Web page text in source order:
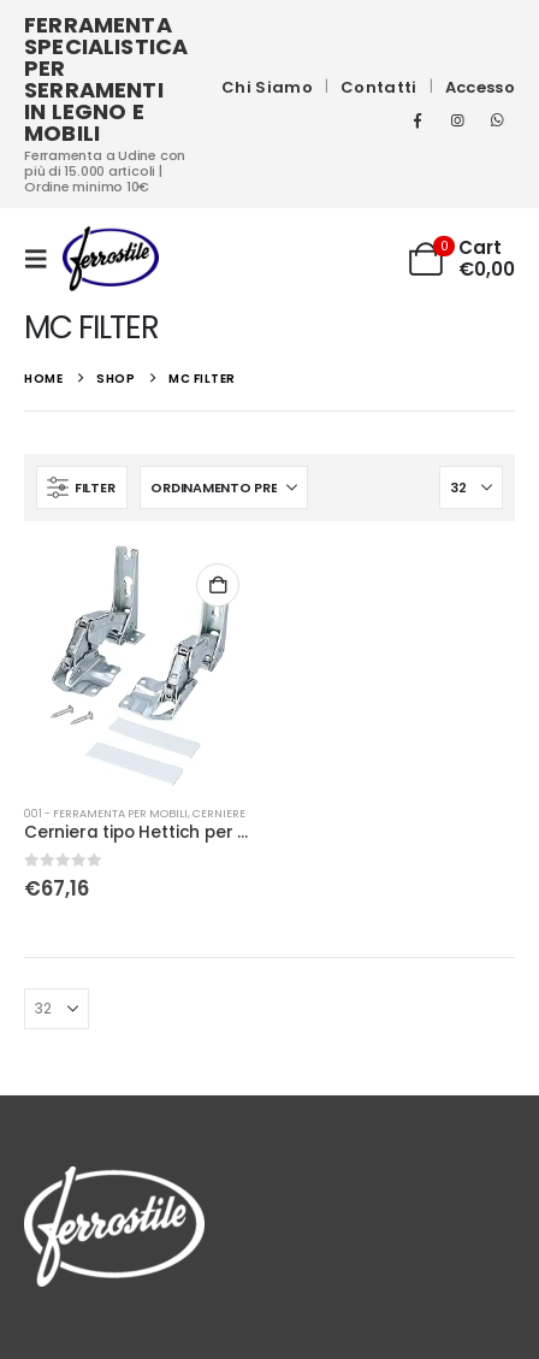
FERRAMENTA
SPECIALISTICA
PER
SERRAMENTI
IN LEGNO E
MOBILI
Ferramenta a Udine con
più di 15.000 articoli |
Ordine minimo 10€
Chi Siamo Contatti Accesso
0
Cart
€0,00
MC FILTER
HOME SHOP MC FILTER
FILTER
001 - FERRAMENTA PER MOBILI,CERNIERE
Cerniera tipo Hettich per elettrodomestici bosch siemens miele AEG
0Su 5
€67,16